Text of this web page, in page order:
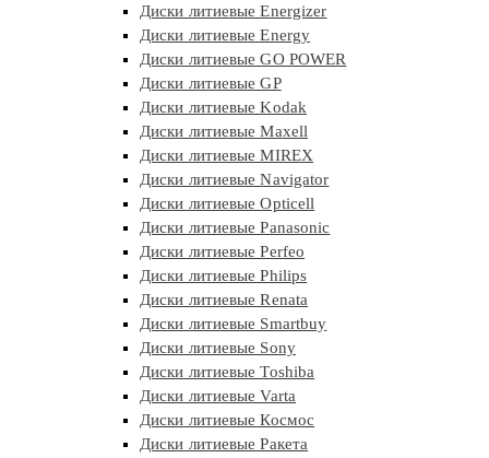
Диски литиевые Energizer
Диски литиевые Energy
Диски литиевые GO POWER
Диски литиевые GP
Диски литиевые Kodak
Диски литиевые Maxell
Диски литиевые MIREX
Диски литиевые Navigator
Диски литиевые Opticell
Диски литиевые Panasonic
Диски литиевые Perfeo
Диски литиевые Philips
Диски литиевые Renata
Диски литиевые Smartbuy
Диски литиевые Sony
Диски литиевые Toshiba
Диски литиевые Varta
Диски литиевые Космос
Диски литиевые Ракета